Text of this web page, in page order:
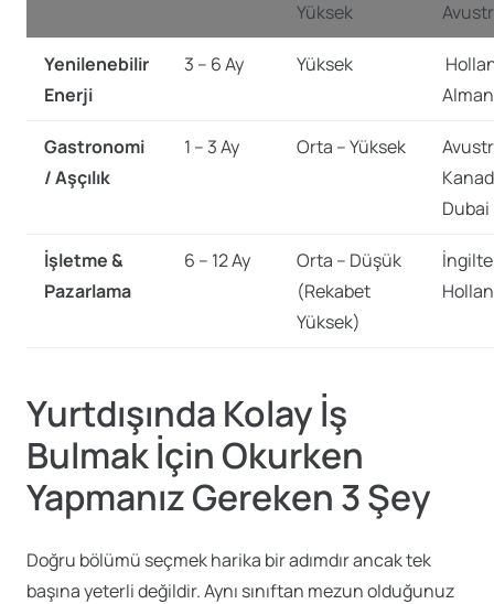
Yüksek
Yenilenebilir
Enerji
3 – 6 Ay Yüksek
Gastronomi
/ Aşçılık
1 – 3 Ay Orta – Yüksek
Dubai
İşletme &
Pazarlama
6 – 12 Ay
Orta – Düşük
(Rekabet
Yüksek)
Yurtdışında Kolay İş
Bulmak İçin Okurken
Yapmanız Gereken 3 Şey
Doğru bölümü seçmek harika bir adımdır ancak tek
başına yeterli değildir. Aynı sınıftan mezun olduğunuz